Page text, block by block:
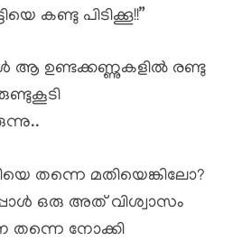
കണ്ടു പിടിക്കൂ!!”
ആ ഉണ്ടക്കണ്ണുകളിൽ രണ്ടു
തന്നെ മതിയെങ്കിലോ?
ഒരു അത് വിശ്വാസം
നോക്കി